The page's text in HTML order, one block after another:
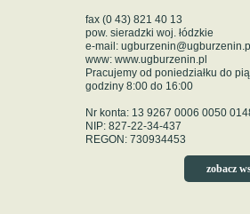
fax (0 43) 821 40 13
pow. sieradzki woj. łódzkie
e-mail:
www: www.ugburzenin.pl
Pracujemy od poniedziałku do
godziny 8:00 do 16:00
Nr konta: 13 9267 0006 0050
NIP: 827-22-34-437
REGON: 730934453
zobacz